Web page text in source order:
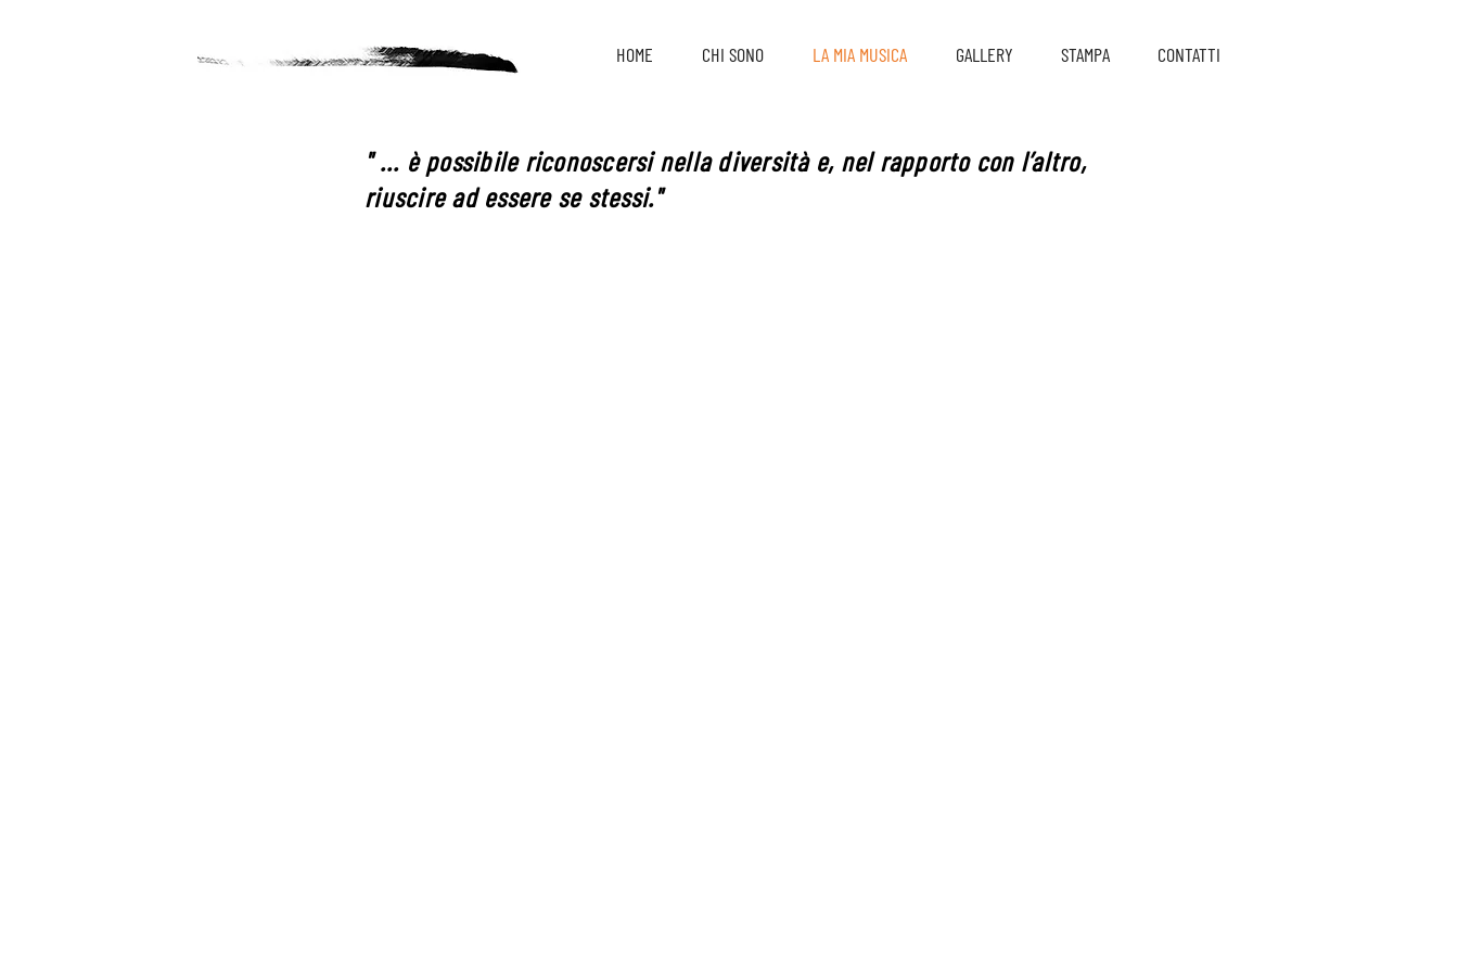
HOME CHI SONO LA MIA MUSICA GALLERY STAMPA CONTATTI
" ... è possibile riconoscersi nella diversità e, nel rapporto con l’altro,
riuscire ad essere se stessi."